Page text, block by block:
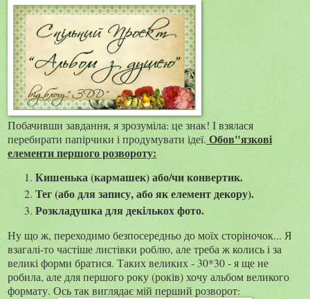
Побачивши завдання, я зрозуміла: це знак! І взялася
перебирати папірчики і продумувати ідеї. Обов"язкові
елементи першого розвороту:
Кишенька (кармашек) або/чи конвертик.
Тег (або для запису, або як елемент декору).
Розкладушка для декількох фото.
Ну що ж, переходимо безпосередньо до моїх сторіночок... Я
взагалі-то частіше листівки роблю, але треба ж колись і за
великі форми братися. Таких великих - 30*30 - я ще не
робила, але для першого року (років) хочу альбом великого
формату. Ось так виглядає мій перший розворот: